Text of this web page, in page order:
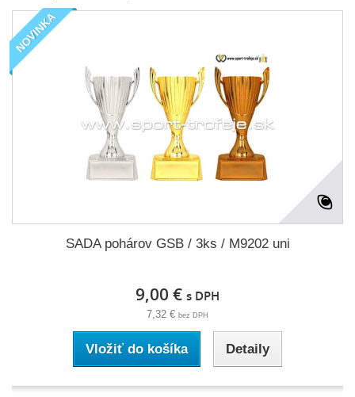
NOVINKA
SADA pohárov GSB / 3ks / M9202 uni
9,00 € s DPH
7,32 € bez DPH
Vložiť do košíka Detaily